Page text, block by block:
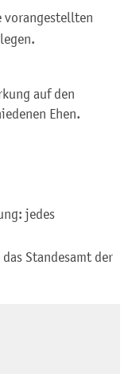
vorangestellten
auf den
Ehen.
jedes
Standesamt der